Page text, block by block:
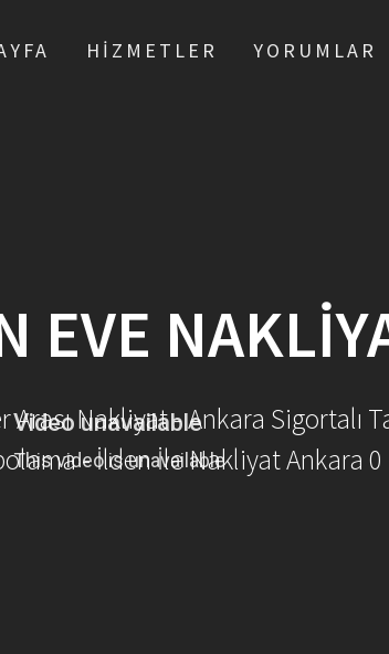
HIZMETLER YORUMLAR
EVE
Nakliyat - Ankara Sigortalı
- İlden İle Nakliyat Ankara 0